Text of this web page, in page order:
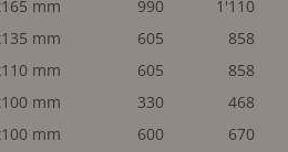
mm 990
1'110
mm 605
858
mm 605
858
mm 330
468
mm 600 670